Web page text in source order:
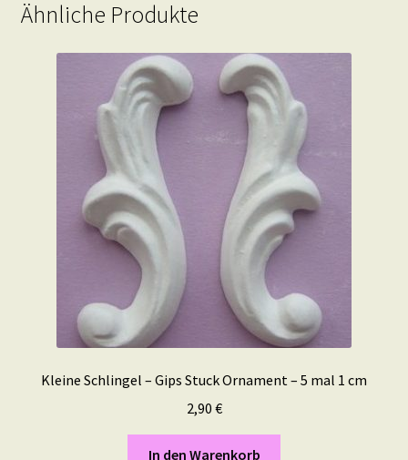
Ähnliche Produkte
Kleine Schlingel – Gips Stuck Ornament – 5 mal 1 cm
2,90 €
In den Warenkorb